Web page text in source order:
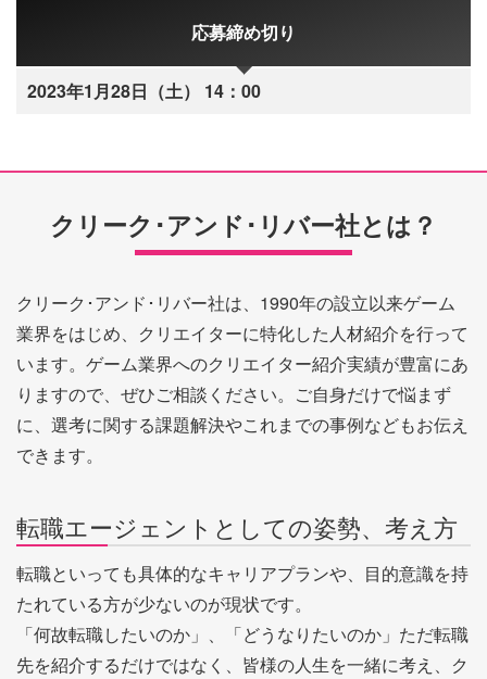
応募締め切り
2023年1月28日（土） 14：00
クリーク･アンド･リバー社とは？
クリーク･アンド･リバー社は、1990年の設立以来ゲーム
業界をはじめ、クリエイターに特化した人材紹介を行って
います。ゲーム業界へのクリエイター紹介実績が豊富にあ
りますので、ぜひご相談ください。ご自身だけで悩まず
に、選考に関する課題解決やこれまでの事例などもお伝え
できます。
転職エージェントとしての姿勢、考え方
転職といっても具体的なキャリアプランや、目的意識を持
たれている方が少ないのが現状です。
「何故転職したいのか」、「どうなりたいのか」ただ転職
先を紹介するだけではなく、皆様の人生を一緒に考え、ク